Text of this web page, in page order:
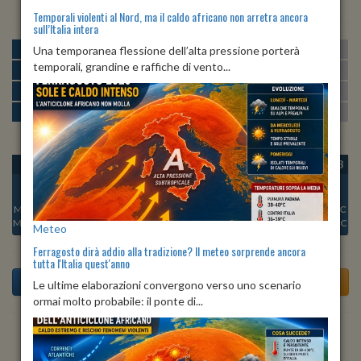
MATTINA min:23º max:30º U:
POMERIGGIO min:31º max:33º
SERA min:26º max:32º U:65% 81%
NOTTE min: 23º max:26º U:75%
OGGI
Min:
26°C
Max:35°C
SAB 08
Min:
Max:32°C
DOM 09
Min:26°C
Max:33°C
LUN 10
Min:
26°C
Max:34°C
MAR 11
Max:36°C
MER 12
Min:26°C
Max:35°C
GIO 13
26°C
Max:31°C
Previsioni del Tempo a Anguillara Sabazia di domani
Temporali violenti al Nord, ma il caldo africano non arretra ancora
sull’Italia intera
Una temporanea flessione dell’alta pressione porterà
temporali, grandine e raffiche di vento...
Meteo
Ferragosto dirà addio alla tradizione? Il meteo sorprende ancora
tutta l'Italia quest'anno
Le ultime elaborazioni convergono verso uno scenario
ormai molto probabile: il ponte di...